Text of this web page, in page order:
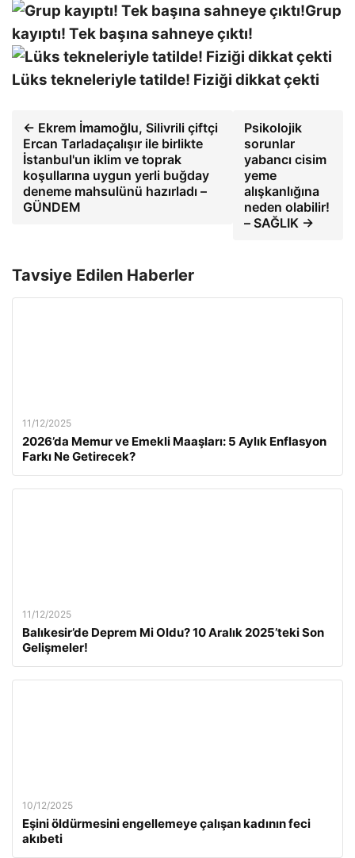
Grup
kayıptı! Tek başına sahneye çıktı!
Lüks tekneleriyle tatilde! Fiziği dikkat çekti
← Ekrem İmamoğlu, Silivrili çiftçi
Ercan Tarladaçalışır ile birlikte
İstanbul'un iklim ve toprak
koşullarına uygun yerli buğday
deneme mahsulünü hazırladı –
GÜNDEM
Psikolojik
sorunlar
yabancı cisim
yeme
alışkanlığına
neden olabilir!
– SAĞLIK →
Tavsiye Edilen Haberler
11/12/2025
2026’da Memur ve Emekli Maaşları: 5 Aylık Enflasyon
Farkı Ne Getirecek?
11/12/2025
Balıkesir’de Deprem Mi Oldu? 10 Aralık 2025’teki Son
Gelişmeler!
10/12/2025
Eşini öldürmesini engellemeye çalışan kadının feci
akıbeti